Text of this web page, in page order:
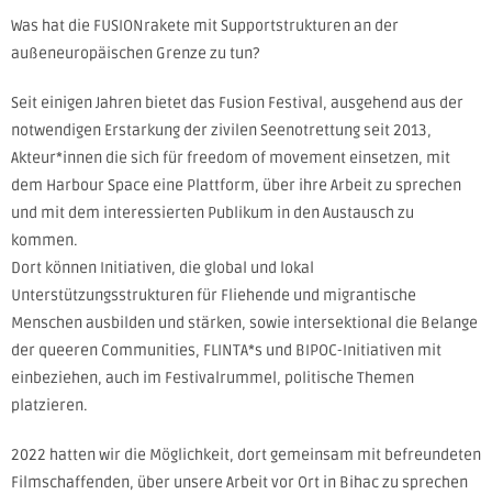
Was hat die FUSIONrakete mit Supportstrukturen an der
außeneuropäischen Grenze zu tun?
Seit einigen Jahren bietet das Fusion Festival, ausgehend aus der
notwendigen Erstarkung der zivilen Seenotrettung seit 2013,
Akteur*innen die sich für freedom of movement einsetzen, mit
dem Harbour Space eine Plattform, über ihre Arbeit zu sprechen
und mit dem interessierten Publikum in den Austausch zu
kommen.
Dort können Initiativen, die global und lokal
Unterstützungsstrukturen für Fliehende und migrantische
Menschen ausbilden und stärken, sowie intersektional die Belange
der queeren Communities, FLINTA*s und BIPOC-Initiativen mit
einbeziehen, auch im Festivalrummel, politische Themen
platzieren.
2022 hatten wir die Möglichkeit, dort gemeinsam mit befreundeten
Filmschaffenden, über unsere Arbeit vor Ort in Bihac zu sprechen